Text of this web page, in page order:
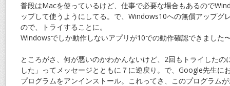
普段はMacを使っているけど、仕事で必要な場合もあるので
ップして使うようにしてる。で、Windows10への無償アップグ
ので、トライすることに。
Windowsでしか動作しないアプリが10での動作確認できました
ところがさ、何が悪いのかわかんないけど、2回もトライしたの
した」ってメッセージとともに７に逆戻り。で、Google先生に
プログラムをアンインストール。これってさ、このプログラム